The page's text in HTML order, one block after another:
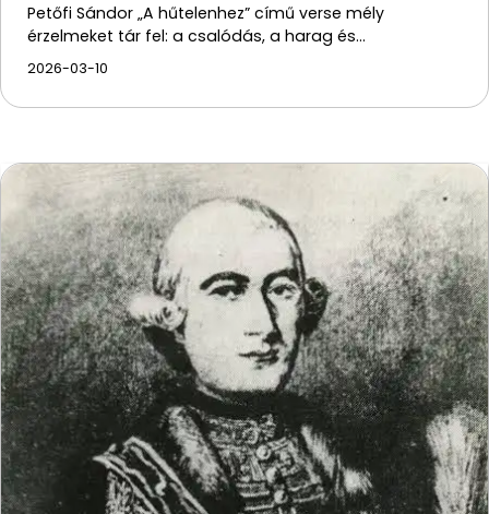
Petőfi Sándor „A hűtelenhez” című verse mély
érzelmeket tár fel: a csalódás, a harag és…
2026-03-10